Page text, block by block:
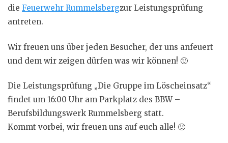
die Feuerwehr Rummelsbergzur Leistungsprüfung
antreten.
Wir freuen uns über jeden Besucher, der uns anfeuert
und dem wir zeigen dürfen was wir können! 🙂
Die Leistungsprüfung „Die Gruppe im Löscheinsatz“
findet um 16:00 Uhr am Parkplatz des BBW –
Berufsbildungswerk Rummelsberg statt.
Kommt vorbei, wir freuen uns auf euch alle! 🙂